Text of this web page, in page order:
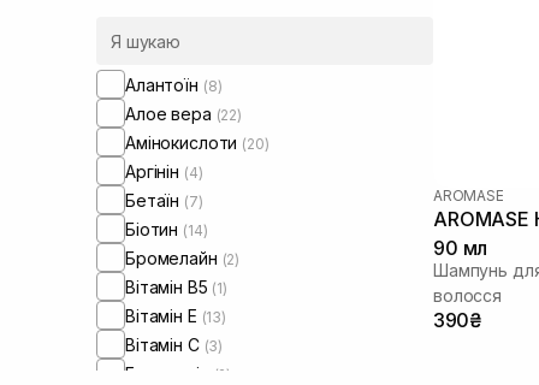
Для обʼєму волосся
Суха/зневоднена шкіра тіла
Для відновлення волосся
Для глибокого очищення
Від жовтизни волосся
Алантоїн (8)
Алое вера (22)
Амінокислоти (20)
Аргінін (4)
Бетаїн (7)
Біотин (14)
Бромелайн (2)
Вітамін B5 (1)
Вітамін Е (13)
Вітамін C (3)
Гамамеліс (2)
AROMASE
AROMASE
90 мл
Шампунь
волосся
390₴